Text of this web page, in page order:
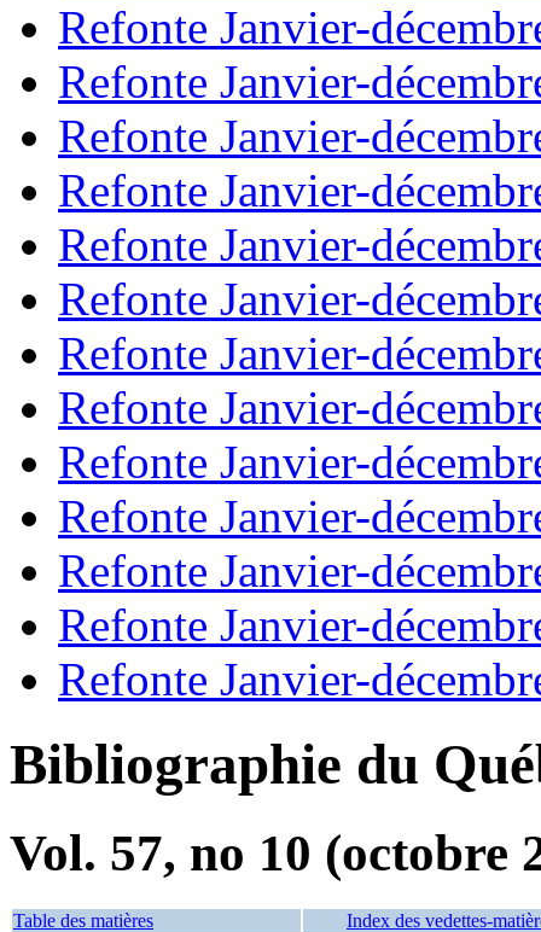
Refonte Janvier-
Refonte Janvier-
Refonte Janvier-
Refonte Janvier-
Refonte Janvier-
Refonte Janvier-
Refonte Janvier-
Refonte Janvier-
Refonte Janvier-
Refonte Janvier-
Refonte Janvier-
Refonte Janvier-
Refonte Janvier-
Bibliographie du
Vol. 57, no 10 (octobre
Table des matières Index des vedettes-